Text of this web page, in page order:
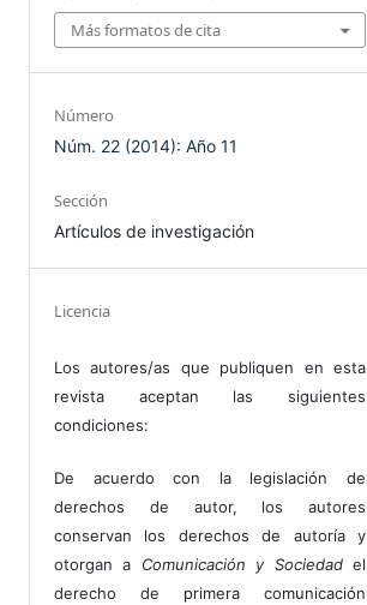
Más formatos de cita
Número
Núm. 22 (2014): Año 11
Sección
Artículos de investigación
Licencia
Los autores/as que publiquen en esta
revista aceptan las siguientes
condiciones:
De acuerdo con la legislación de
derechos de autor, los autores
conservan los derechos de autoría y
otorgan a Comunicación y Sociedadel
derecho de primera comunicación